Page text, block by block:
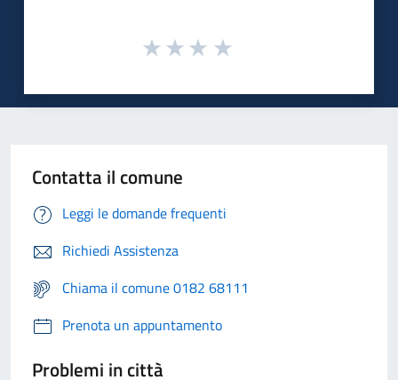
Contatta il comune
Leggi le domande frequenti
Richiedi Assistenza
Chiama il comune 0182 68111
Prenota un appuntamento
Problemi in città